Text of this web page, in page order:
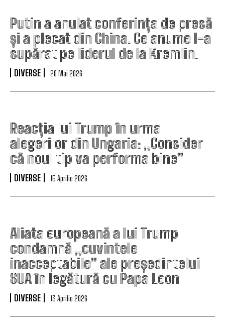
Putin a anulat conferința de presă
și a plecat din China. Ce anume l-a
supărat pe liderul de la Kremlin.
DIVERSE 20 Mai 2026
Reacția lui Trump în urma
alegerilor din Ungaria: „Consider
că noul tip va performa bine”
DIVERSE 15 Aprilie 2026
Aliata europeană a lui Trump
condamnă „cuvintele
inacceptabile” ale președintelui
SUA în legătură cu Papa Leon
DIVERSE 13 Aprilie 2026